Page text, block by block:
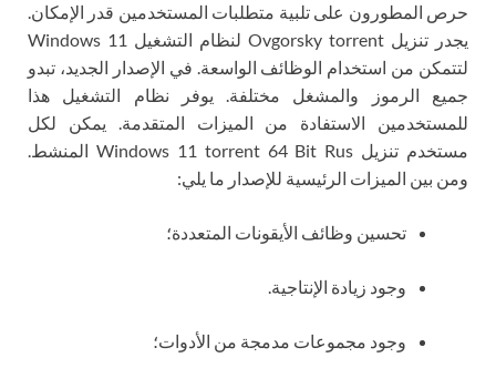
حرص المطورون على تلبية متطلبات المستخدمين قدر الإمكان.
يجدر تنزيل Ovgorsky torrent لنظام التشغيل Windows 11
لتتمكن من استخدام الوظائف الواسعة. في الإصدار الجديد، تبدو
جميع الرموز والمشغل مختلفة. يوفر نظام التشغيل هذا
للمستخدمين الاستفادة من الميزات المتقدمة. يمكن لكل
مستخدم تنزيل Windows 11 torrent 64 Bit Rus المنشط.
ومن بين الميزات الرئيسية للإصدار ما يلي:
تحسين وظائف الأيقونات المتعددة؛
وجود زيادة الإنتاجية.
وجود مجموعات مدمجة من الأدوات؛